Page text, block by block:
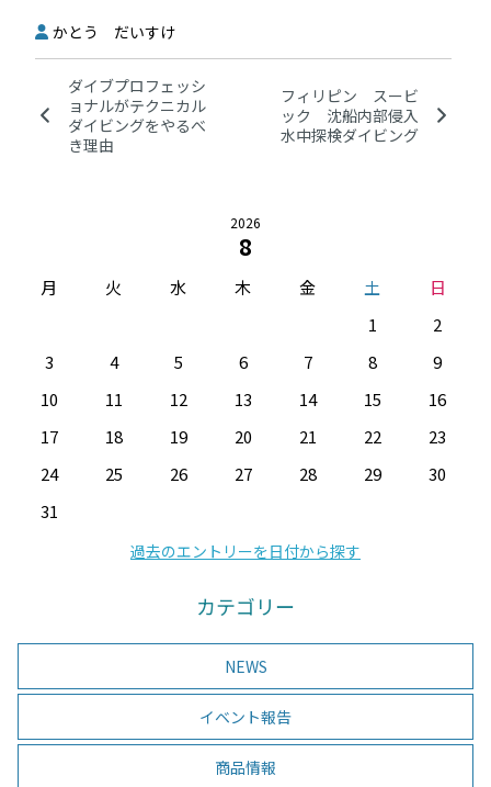
かとう だいすけ
ダイブプロフェッシ
ョナルがテクニカル
ダイビングをやるべ
き理由
フィリピン スービ
ック 沈船内部侵入
水中探検ダイビング
2026
8
月 火 水 木 金 土
日
1
2
3
4 5 6 7 8
9
10
11 12 13 14 15
16
17
18 19 20 21 22
23
24
25 26 27 28 29
30
31
過去のエントリーを日付から探す
カテゴリー
NEWS
イベント報告
商品情報